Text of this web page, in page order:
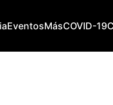
EventosMásCOVID-19